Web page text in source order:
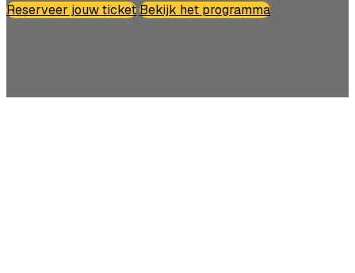
Reserveer jouw ticketBekijk het programma